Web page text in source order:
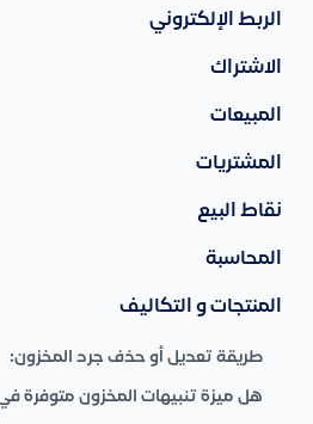
الربط الإلكتروني
الاشتراك
المبيعات
المشتريات
نقاط البيع
المحاسبة
المنتجات و التكاليف
طريقة تعديل أو حذف جرد المخزون:
هل ميزة تنبيهات المخزون متوفرة